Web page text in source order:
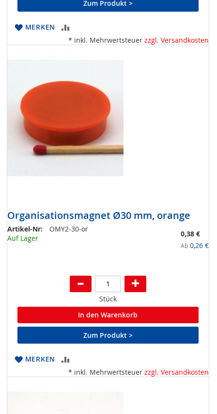
Zum Produkt >
MERKEN
VERGLEICHSLISTE
* inkl. Mehrwertsteuer zzgl. Versandkosten
Organisationsmagnet Ø30 mm, orange
Artikel-Nr:
OMY2-30-or
Auf Lager
0,38 €
Ab 0,26 €
Stück
In den Warenkorb
Zum Produkt >
MERKEN
VERGLEICHSLISTE
* inkl. Mehrwertsteuer zzgl. Versandkosten